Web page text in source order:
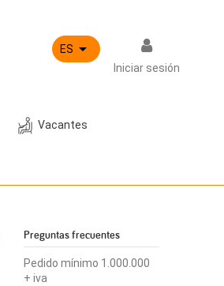
ES 
Iniciar sesión
Vacantes
Preguntas frecuentes
Pedido mínimo 1.000.000
+ iva